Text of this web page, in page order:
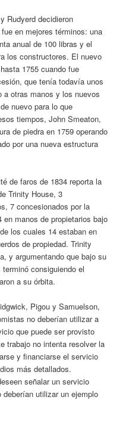
Rudyerd decidieron
en mejores términos: una
anual de 100 libras y el
los constructores. El nuevo
1755 cuando fue
que tenía todavía unos
a otras manos y los nuevos
nuevo para lo que
tiempos, John Smeaton,
de piedra en 1759 operando
por una nueva estructura
de faros de 1834 reporta la
Trinity House, 3
7 concesionados por la
manos de propietarios bajo
los cuales 14 estaban en
de propiedad. Trinity
y argumentando que bajo su
consiguiendo el
a su órbita.
Pigou y Samuelson,
no deberían utilizar a
que puede ser provisto
trabajo no intenta resolver la
y financiarse el servicio
más detallados.
señalar un servicio
utilizar un ejemplo